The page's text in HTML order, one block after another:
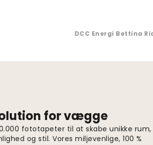
DCC Energi Bettina
for vægge
fototapeter til at skabe unikke rum,
og stil. Vores miljøvenlige, 100 %